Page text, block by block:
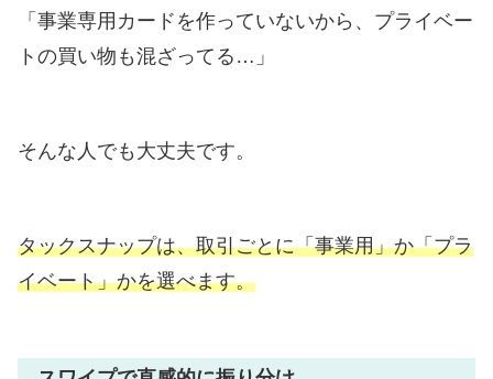
「事業専用カードを作っていないから、プライベー
トの買い物も混ざってる…」
そんな人でも大丈夫です。
タックスナップは、取引ごとに「事業用」か「プラ
イベート」かを選べます。